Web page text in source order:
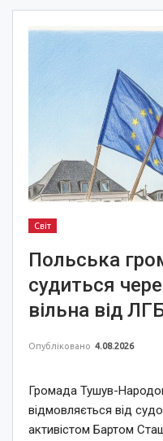
Світ
Польська
судиться
вільна від
Опубліковано 4.08.2026
Громада Тушув-
відмовляється від
активістом Бартом